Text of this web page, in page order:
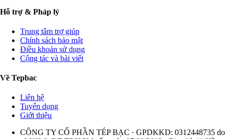
Hỗ trợ & Pháp lý
Trung tâm trợ giúp
Chính sách bảo mật
Điều khoản sử dụng
Cộng tác và bài viết
Về Tepbac
Liên hệ
Tuyển dụng
Giới thiệu
CÔNG TY CỔ PHẦN TÉP BẠC · GPDKKD: 0312448735 do